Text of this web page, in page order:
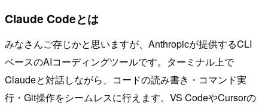
Claude Codeとは
みなさんご存じかと思いますが、Anthropicが提供するCLI
ベースのAIコーディングツールです。ターミナル上で
Claudeと対話しながら、コードの読み書き・コマンド実
行・Git操作をシームレスに行えます。VS CodeやCursorの